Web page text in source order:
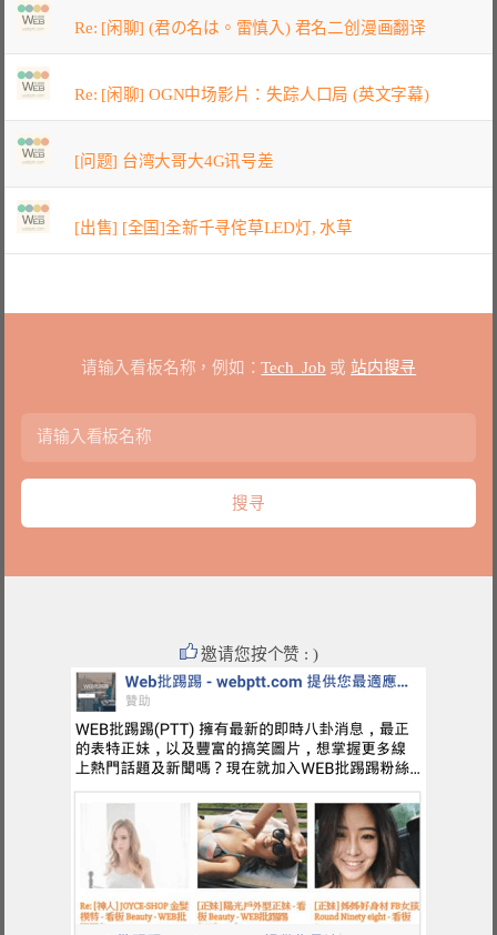
Re: [闲聊] (君の名は。雷慎入) 君名二创漫画翻译
Re: [闲聊] OGN中场影片：失踪人口局 (英文字幕)
[问题] 台湾大哥大4G讯号差
[出售] [全国]全新千寻侘草LED灯, 水草
请输入看板名称，例如：Tech_Job 或 站内搜寻
邀请您按个赞 : )